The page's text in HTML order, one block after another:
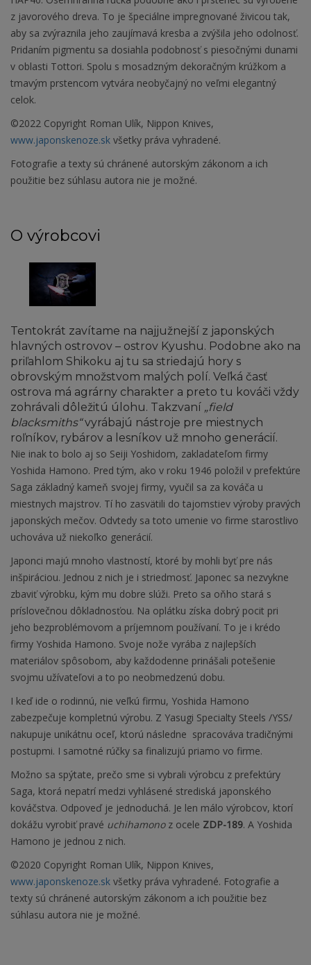
z javorového dreva. To je špeciálne impregnované živicou tak,
aby sa zvýraznila jeho zaujímavá kresba a zvýšila jeho odolnosť.
Pridaním pigmentu sa dosiahla podobnosť s piesočnými dunami
v oblasti Tottori. Spolu s mosadzným dekoračným krúžkom a
tmavým prstencom vytvára neobyčajný no veľmi elegantný
celok.
©2022 Copyright Roman Ulík, Nippon Knives,
www.japonskenoze.sk všetky práva vyhradené.
Fotografie a texty sú chránené autorským zákonom a ich
použitie bez súhlasu autora nie je možné.
O výrobcovi
Tentokrát zavítame na najjužnejší z japonských
hlavných ostrovov – ostrov Kyushu. Podobne ako na
priľahlom Shikoku aj tu sa striedajú hory s
obrovským množstvom malých polí. Veľká časť
ostrova má agrárny charakter a preto tu kováči vždy
zohrávali dôležitú úlohu. Takzvaní „field
blacksmiths“vyrábajú nástroje pre miestnych
roľníkov, rybárov a lesníkov už mnoho generácií.
Nie inak to bolo aj so Seiji Yoshidom, zakladateľom firmy
Yoshida Hamono. Pred tým, ako v roku 1946 položil v prefektúre
Saga základný kameň svojej firmy, vyučil sa za kováča u
miestnych majstrov. Tí ho zasvätili do tajomstiev výroby pravých
japonských mečov. Odvtedy sa toto umenie vo firme starostlivo
uchováva už niekoľko generácií.
Japonci majú mnoho vlastností, ktoré by mohli byť pre nás
inšpiráciou. Jednou z nich je i striedmosť. Japonec sa nezvykne
zbaviť výrobku, kým mu dobre slúži. Preto sa oňho stará s
príslovečnou dôkladnosťou. Na oplátku získa dobrý pocit pri
jeho bezproblémovom a príjemnom používaní. To je i krédo
firmy Yoshida Hamono. Svoje nože vyrába z najlepších
materiálov spôsobom, aby každodenne prinášali potešenie
svojmu užívateľovi a to po neobmedzenú dobu.
I keď ide o rodinnú, nie veľkú firmu, Yoshida Hamono
zabezpečuje kompletnú výrobu. Z Yasugi Specialty Steels /YSS/
nakupuje unikátnu oceľ, ktorú následne spracováva tradičnými
postupmi. I samotné rúčky sa finalizujú priamo vo firme.
Možno sa spýtate, prečo sme si vybrali výrobcu z prefektúry
Saga, ktorá nepatrí medzi vyhlásené strediská japonského
kováčstva. Odpoveď je jednoduchá. Je len málo výrobcov, ktorí
dokážu vyrobiť pravé uchihamonoz ocele ZDP-189. A Yoshida
Hamono je jednou z nich.
©2020 Copyright Roman Ulík, Nippon Knives,
www.japonskenoze.sk všetky práva vyhradené. Fotografie a
texty sú chránené autorským zákonom a ich použitie bez
súhlasu autora nie je možné.